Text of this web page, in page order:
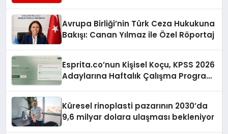
Avrupa Birliği’nin Türk Ceza Hukukuna
Bakışı: Canan Yılmaz ile Özel Röportaj
Esprita.co’nun Kişisel Koçu, KPSS 2026
Adaylarına Haftalık Çalışma Programı
Küresel rinoplasti pazarının 2030’da
9,6 milyar dolara ulaşması bekleniyor